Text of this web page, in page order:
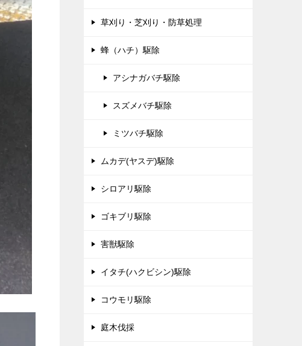
草刈り・芝刈り・防草処理
蜂（ハチ）駆除
アシナガバチ駆除
スズメバチ駆除
ミツバチ駆除
ムカデ(ヤスデ)駆除
シロアリ駆除
ゴキブリ駆除
害獣駆除
イタチ(ハクビシン)駆除
コウモリ駆除
庭木伐採